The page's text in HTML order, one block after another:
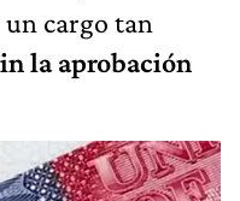
cargo tan
la aprobación